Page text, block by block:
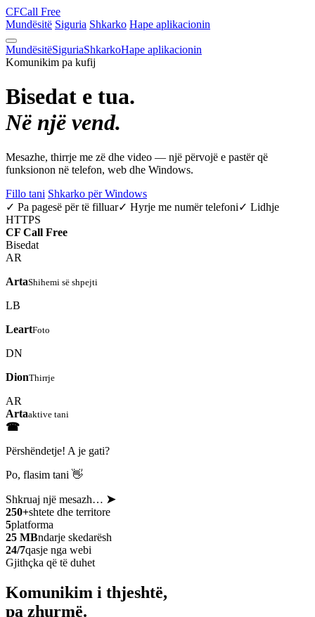
CFCall Free
Mundësitë Siguria Shkarko Hape aplikacionin
MundësitëSiguriaShkarkoHape aplikacionin
Komunikim pa kufij
Bisedat e tua.
Në një vend.
Mesazhe, thirrje me zë dhe video — një përvojë e pastër që
funksionon në telefon, web dhe Windows.
Fillo tani Shkarko për Windows
✓ Pa pagesë për të filluar✓ Hyrje me numër telefoni✓ Lidhje
HTTPS
CF Call Free
Bisedat
AR
ArtaShihemi së shpejti
LB
LeartFoto
DN
DionThirrje
AR
Artaaktive tani
☎
Përshëndetje! A je gati?
Po, flasim tani 👋
Shkruaj një mesazh… ➤
250+shtete dhe territore
5platforma
25 MBndarje skedarësh
24/7qasje nga webi
Gjithçka që të duhet
Komunikim i thjeshtë,
pa zhurmë.